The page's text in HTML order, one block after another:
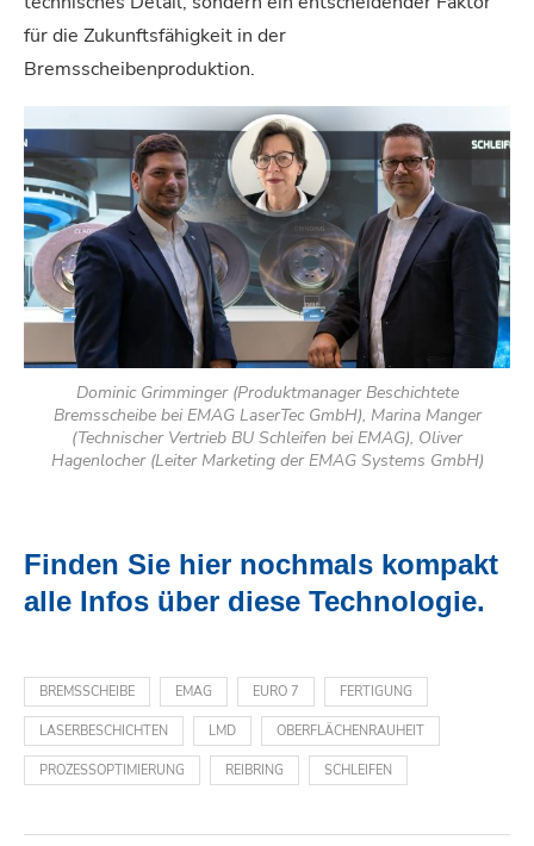
für die Zukunftsfähigkeit in der
Bremsscheibenproduktion.
Dominic Grimminger (Produktmanager Beschichtete
Bremsscheibe bei EMAG LaserTec GmbH), Marina Manger
(Technischer Vertrieb BU Schleifen bei EMAG), Oliver
Hagenlocher (Leiter Marketing der EMAG Systems GmbH)
Finden Sie hier nochmals kompakt
alle Infos über diese Technologie.
BREMSSCHEIBE EMAG EURO 7 FERTIGUNG
LASERBESCHICHTEN LMD OBERFLÄCHENRAUHEIT
PROZESSOPTIMIERUNG REIBRING SCHLEIFEN